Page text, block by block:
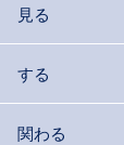
見る
する
関わる